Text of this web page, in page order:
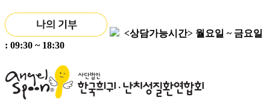
<상담가능시간> 월요일 ~ 금요일
: 09:30 ~ 18:30